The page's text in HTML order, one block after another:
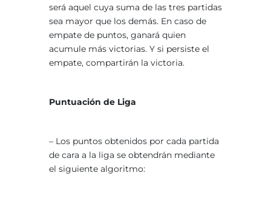
será aquel cuya suma de las tres partidas
sea mayor que los demás. En caso de
empate de puntos, ganará quien
acumule más victorias. Y si persiste el
empate, compartirán la victoria.
Puntuación de Liga
– Los puntos obtenidos por cada partida
de cara a la liga se obtendrán mediante
el siguiente algoritmo: